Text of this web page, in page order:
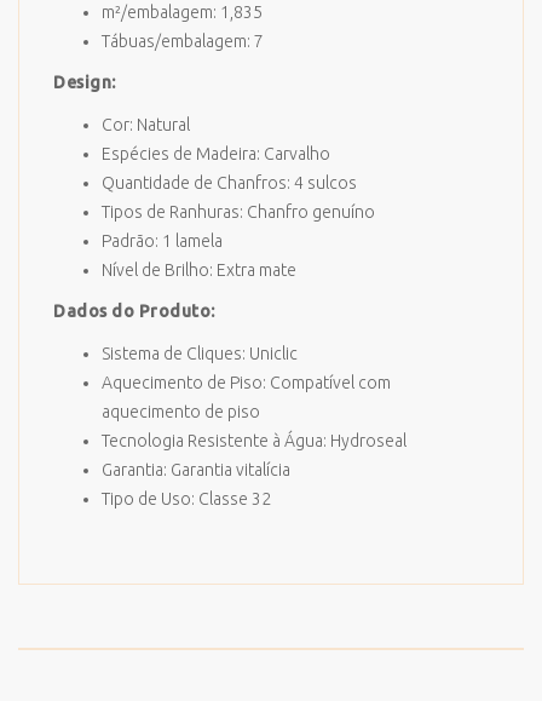
m²/embalagem: 1,835
Tábuas/embalagem: 7
Design:
Cor: Natural
Espécies de Madeira: Carvalho
Quantidade de Chanfros: 4 sulcos
Tipos de Ranhuras: Chanfro genuíno
Padrão: 1 lamela
Nível de Brilho: Extra mate
Dados do Produto:
Sistema de Cliques: Uniclic
Aquecimento de Piso: Compatível com
aquecimento de piso
Tecnologia Resistente à Água: Hydroseal
Garantia: Garantia vitalícia
Tipo de Uso: Classe 32